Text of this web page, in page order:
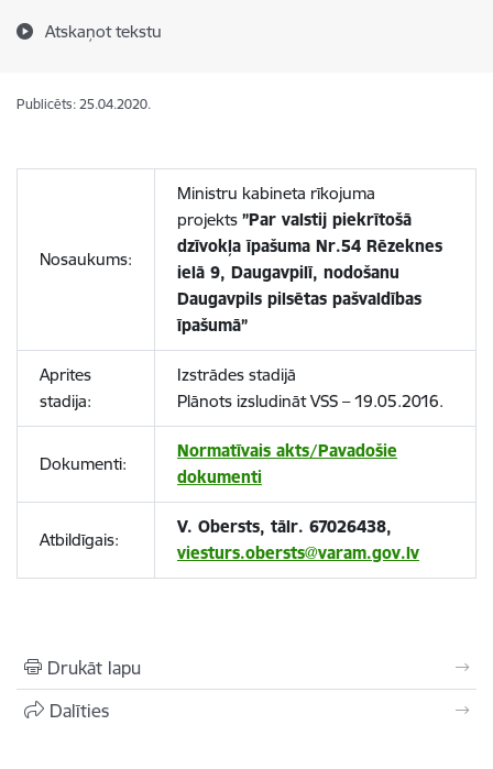
Atskaņot tekstu
Publicēts: 25.04.2020.
Nosaukums:
Ministru kabineta rīkojuma
projekts ”Par valstij piekrītošā
dzīvokļa īpašuma Nr.54 Rēzeknes
ielā 9, Daugavpilī, nodošanu
Daugavpils pilsētas pašvaldības
īpašumā”
Aprites
stadija:
Izstrādes stadijā
Plānots izsludināt VSS – 19.05.2016.
Dokumenti:
Normatīvais akts/Pavadošie
dokumenti
Atbildīgais:
V. Obersts, tālr. 67026438,
viesturs.obersts@varam.gov.lv
Drukāt lapu
Dalīties